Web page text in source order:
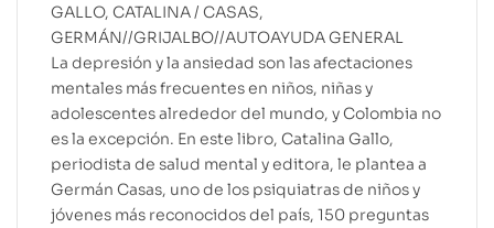
GALLO, CATALINA / CASAS,
GERMÁN//GRIJALBO//AUTOAYUDA GENERAL
La depresión y la ansiedad son las afectaciones
mentales más frecuentes en niños, niñas y
adolescentes alrededor del mundo, y Colombia no
es la excepción. En este libro, Catalina Gallo,
periodista de salud mental y editora, le plantea a
Germán Casas, uno de los psiquiatras de niños y
jóvenes más reconocidos del país, 150 preguntas